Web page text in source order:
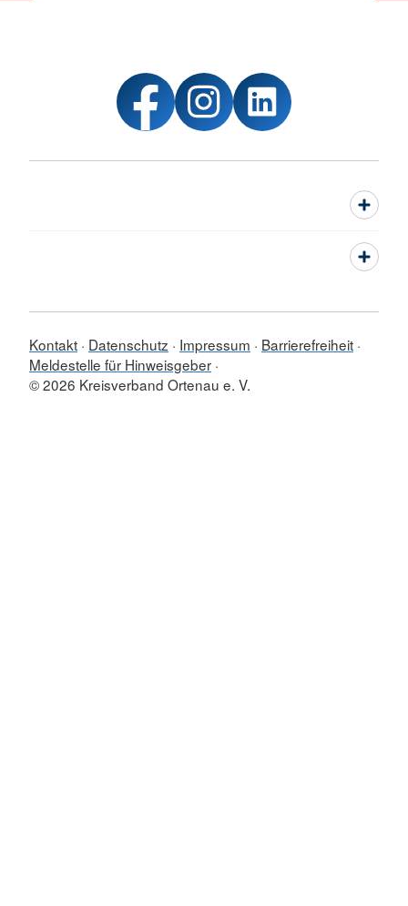
Kontakt Datenschutz Impressum
Barrierefreiheit
Meldestelle für Hinweisgeber
© 2026 Kreisverband Ortenau e. V.